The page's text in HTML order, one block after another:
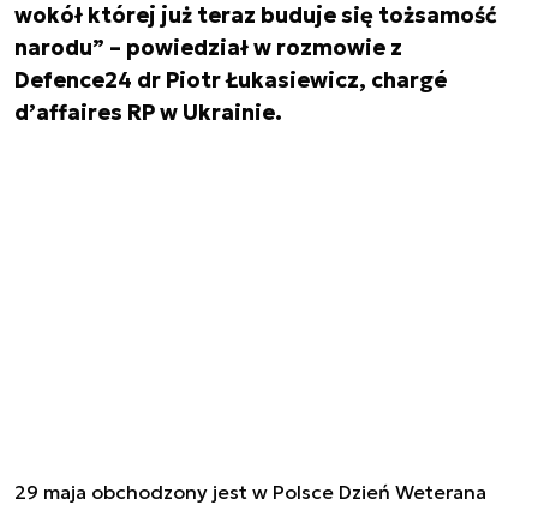
wokół której już teraz buduje się tożsamość
narodu” – powiedział w rozmowie z
Defence24 dr Piotr Łukasiewicz, chargé
d’affaires RP w Ukrainie.
29 maja obchodzony jest w Polsce Dzień Weterana